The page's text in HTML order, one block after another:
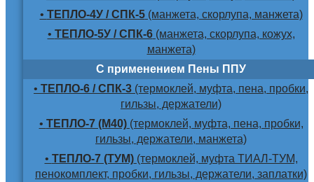
• ТЕПЛО-4У / СПК-5(манжета, скорлупа, манжета)
• ТЕПЛО-5У / СПК-6(манжета, скорлупа, кожух,
манжета)
С применением Пены ППУ
• ТЕПЛО-6 / СПК-3 (термоклей, муфта, пена, пробки,
гильзы, держатели)
• ТЕПЛО-7 (М40)(термоклей, муфта, пена, пробки,
гильзы, держатели, манжета)
• ТЕПЛО-7 (ТУМ)(термоклей, муфта ТИАЛ-ТУМ,
пенокомплект, пробки, гильзы, держатели, заплатки)